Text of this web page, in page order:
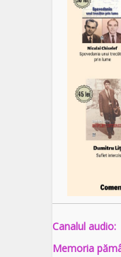
Canalul audio:
Memoria